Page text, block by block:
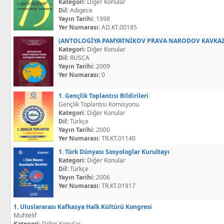
Kategori: Diğer Konular
Dil:Adıgece
Yayın Tarihi: 1998
Yer Numarası:AD.KT.00185
(ANTOLOGİYA PAMYATNİKOV PRAVA NARODOV
Kategori: Diğer Konular
Dil: RUSCA
Yayın Tarihi:2009
Yer Numarası:0
1. Gençlik Toplantısı Bildirileri
Gençlik Toplantısı Komisyonu
Kategori: Diğer Konular
Dil:Türkçe
Yayın Tarihi:2000
Yer Numarası:TR.KT.01140
1. Türk Dünyası Sosyologlar Kurultayı
Kategori: Diğer Konular
Dil:Türkçe
Yayın Tarihi:2006
Yer Numarası:TR.KT.01917
1. Uluslararası Kafkasya Halk Kültürü Kongresi
Muhtelif